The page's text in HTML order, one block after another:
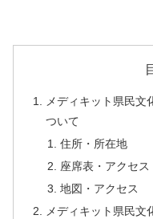
メディキット県民文
ついて
住所・所在地
座席表・アクセス
地図・アクセス
メディキット県民文